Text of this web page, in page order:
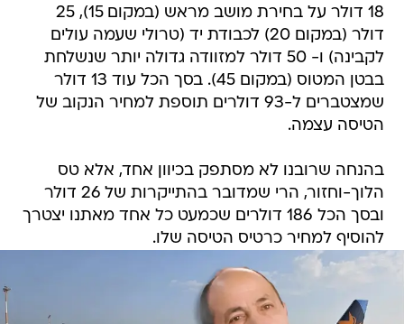
18 דולר על בחירת מושב מראש (במקום 15), 25
דולר (במקום 20) לכבודת יד (טרולי שעמה עולים
לקבינה) ו- 50 דולר למזוודה גדולה יותר שנשלחת
בבטן המטוס (במקום 45). בסך הכל עוד 13 דולר
שמצטברים ל-93 דולרים תוספת למחיר הנקוב של
הטיסה עצמה.
בהנחה שרובנו לא מסתפק בכיוון אחד, אלא טס
הלוך-וחזור, הרי שמדובר בהתייקרות של 26 דולר
ובסך הכל 186 דולרים שכמעט כל אחד מאתנו יצטרך
להוסיף למחיר כרטיס הטיסה שלו.